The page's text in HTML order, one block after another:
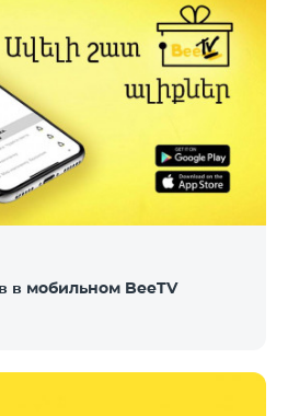
в мобильном BeeTV